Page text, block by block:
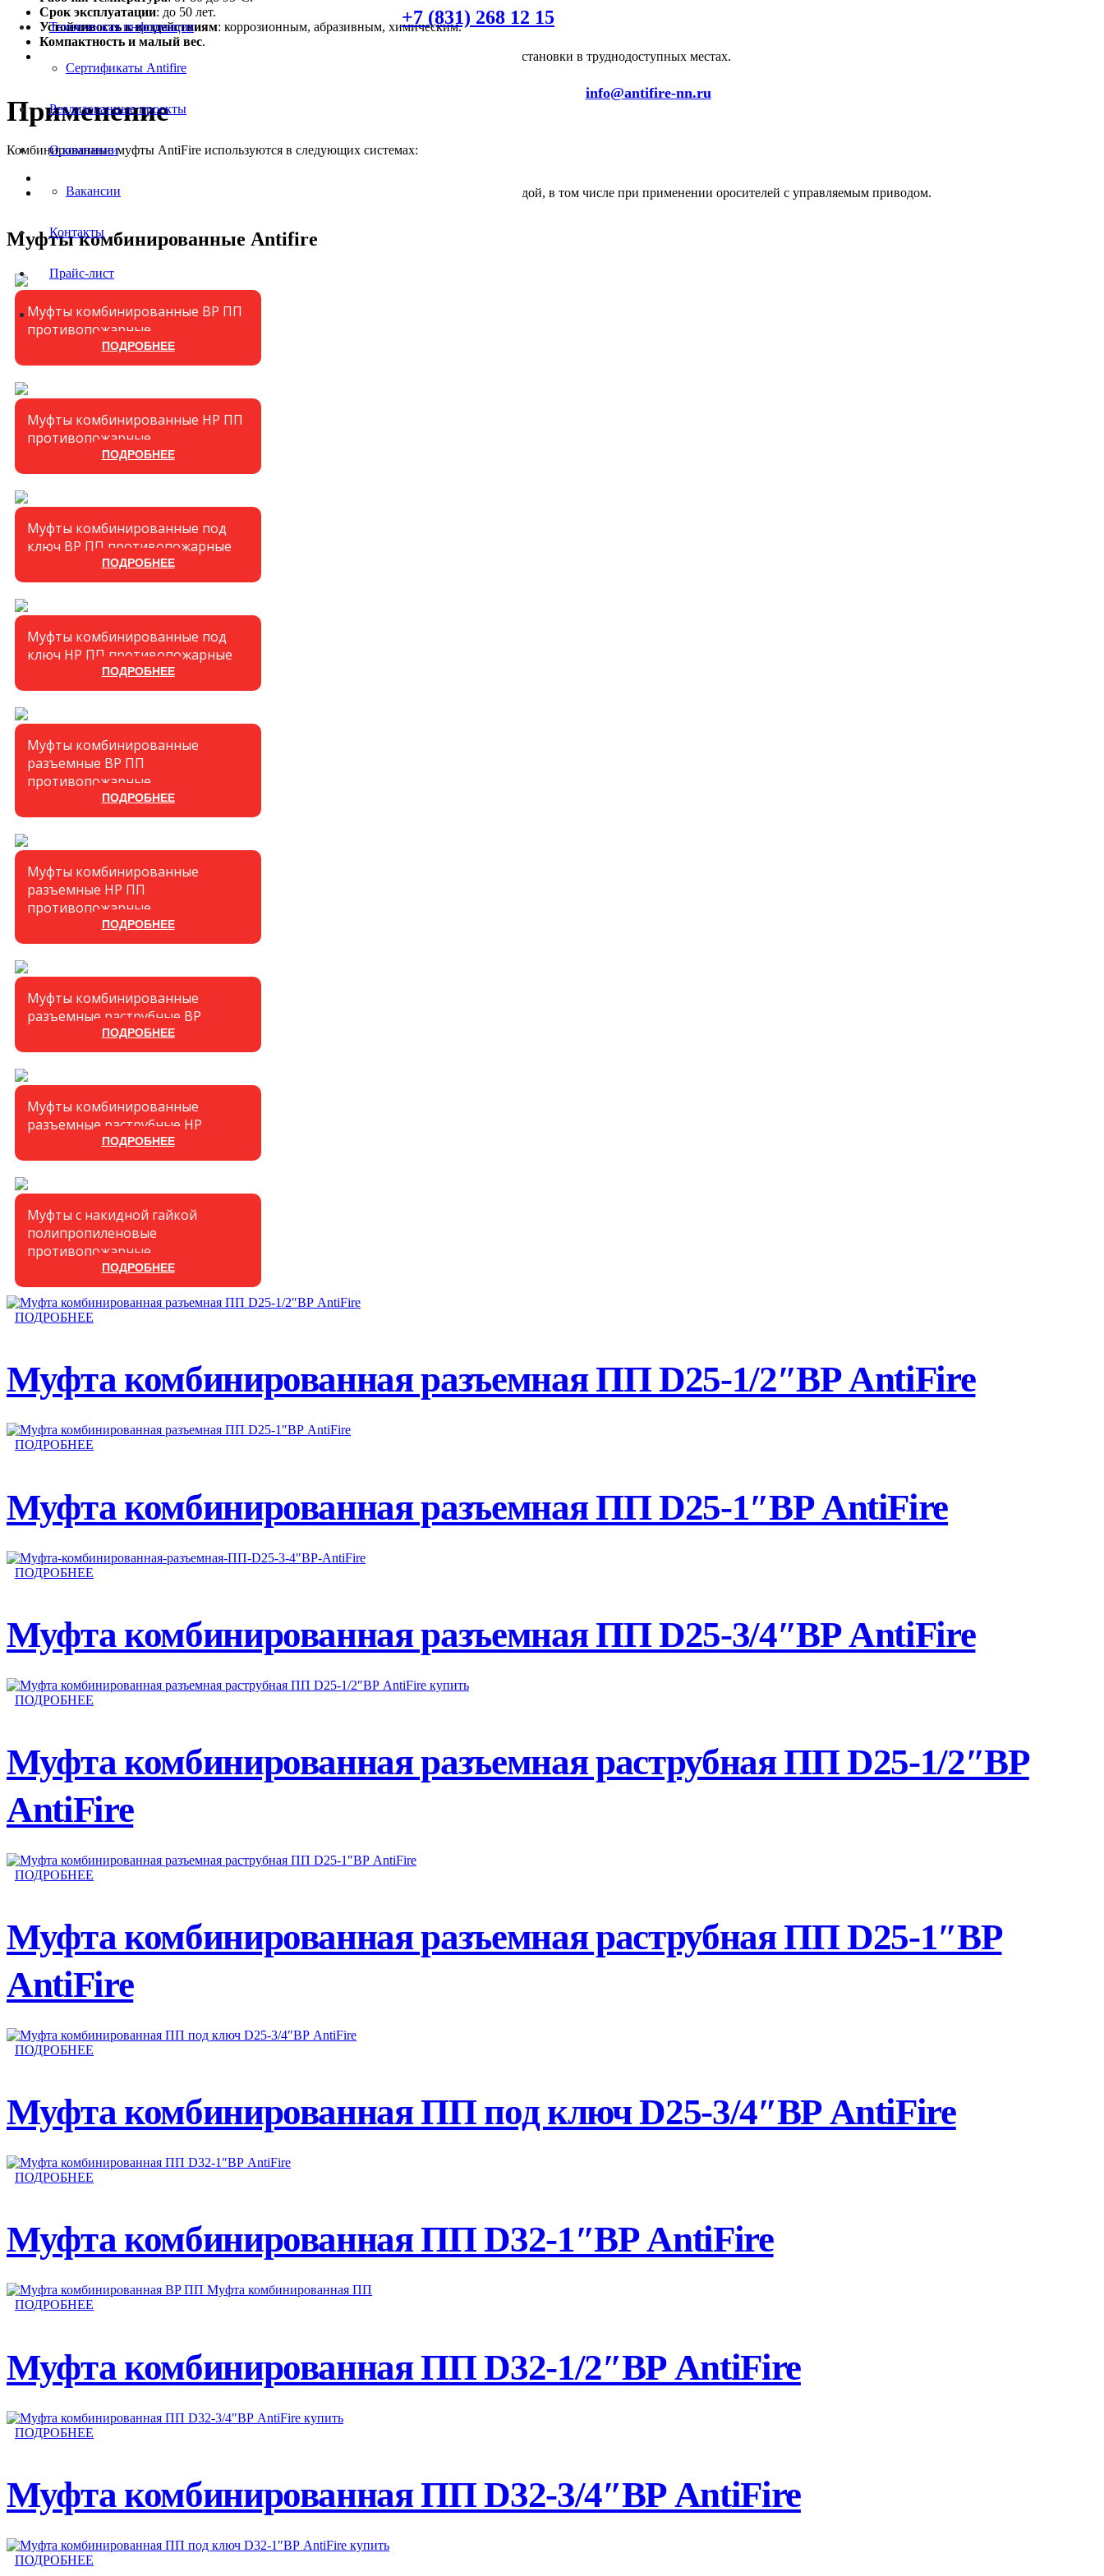
+7 (831) 268 12 15
info@antifire-nn.ru
Техническая информация
Сертификаты Antifire
Реализованные проекты
О компании
Вакансии
Контакты
Прайс-лист
Срок эксплуатации: до 50 лет.
Устойчивость к воздействиям: коррозионным, абразивным, химическим.
Компактность и малый вес.
без использования пожароопасного оборудования, возможность установки в труднодоступных местах.
Применение
Комбинированные муфты AntiFire используются в следующих системах:
Водозаполненные спринклерные установки
пожаротушения тонкораспылённой водой, в том числе при применении оросителей с управляемым приводом.
Муфты комбинированные Antifire
Муфты комбинированные ВР ПП
противопожарные
ПОДРОБНЕЕ
Муфты комбинированные НР ПП
противопожарные
ПОДРОБНЕЕ
Муфты комбинированные под
ключ ВР ПП противопожарные
ПОДРОБНЕЕ
Муфты комбинированные под
ключ НР ПП противопожарные
ПОДРОБНЕЕ
Муфты комбинированные
разъемные ВР ПП
противопожарные
ПОДРОБНЕЕ
Муфты комбинированные
разъемные НР ПП
противопожарные
ПОДРОБНЕЕ
Муфты комбинированные
разъемные раструбные ВР
ПОДРОБНЕЕ
Муфты комбинированные
разъемные раструбные НР
ПОДРОБНЕЕ
Муфты с накидной гайкой
полипропиленовые
противопожарные
ПОДРОБНЕЕ
ПОДРОБНЕЕ
Муфта комбинированная разъемная ПП D25-1/2″ВР AntiFire
ПОДРОБНЕЕ
Муфта комбинированная разъемная ПП D25-1″ВР AntiFire
ПОДРОБНЕЕ
Муфта комбинированная разъемная ПП D25-3/4″ВР AntiFire
ПОДРОБНЕЕ
Муфта комбинированная разъемная раструбная ПП D25-1/2″ВР
AntiFire
ПОДРОБНЕЕ
Муфта комбинированная разъемная раструбная ПП D25-1″ВР
AntiFire
ПОДРОБНЕЕ
Муфта комбинированная ПП под ключ D25-3/4″ВР AntiFire
ПОДРОБНЕЕ
Муфта комбинированная ПП D32-1″ВР AntiFire
ПОДРОБНЕЕ
Муфта комбинированная ПП D32-1/2″ВР AntiFire
ПОДРОБНЕЕ
Муфта комбинированная ПП D32-3/4″ВР AntiFire
ПОДРОБНЕЕ